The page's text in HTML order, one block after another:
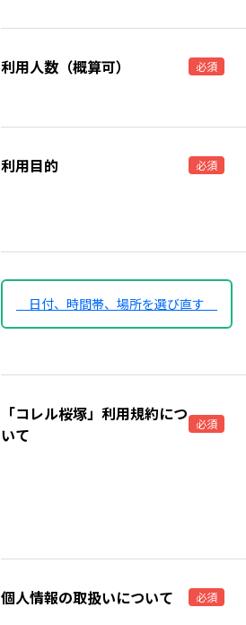
利用人数（概算可） 必須
利用目的 必須
日付、時間帯、場所を選び直す
「コレル桜塚」利用規約につ
いて
必須
個人情報の取扱いについて 必須